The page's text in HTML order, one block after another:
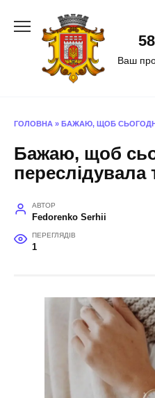
Ваш
ГОЛОВНА » БАЖАЮ, ЩОБ
Бажаю, щоб
переслідувала
АВТОР
Fedorenko Serhii
ПЕРЕГЛЯДІВ
1